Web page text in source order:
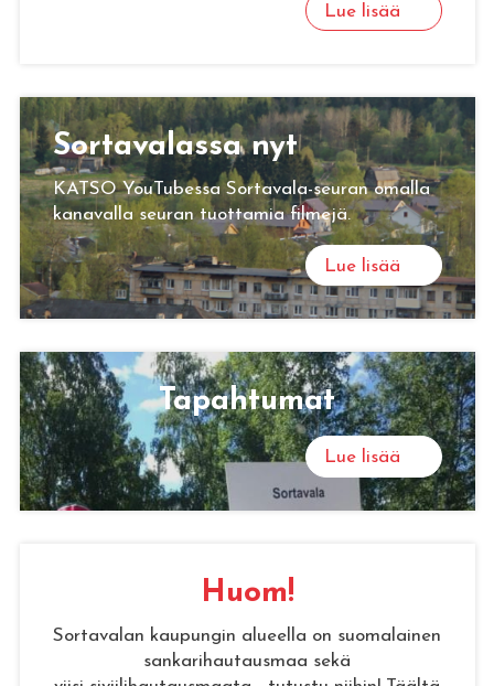
Lue lisää
Sor­ta­va­las­sa nyt
KATSO YouTubessa Sortavala-seuran omalla
kanavalla seuran tuottamia filmejä.
Lue lisää
Ta­pah­tu­mat
Lue lisää
Huom!
Sortavalan kaupungin alueella on suomalainen
sankarihautausmaa sekä